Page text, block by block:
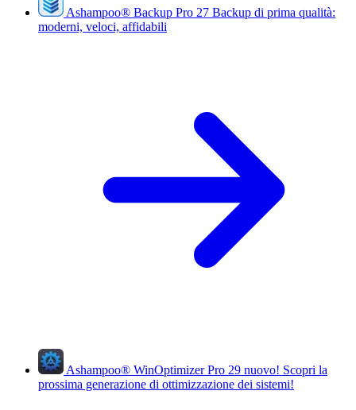
Ashampoo® Backup Pro 27 Backup di prima qualità:
moderni, veloci, affidabili
Ashampoo® WinOptimizer Pro 29 nuovo! Scopri la
prossima generazione di ottimizzazione dei sistemi!